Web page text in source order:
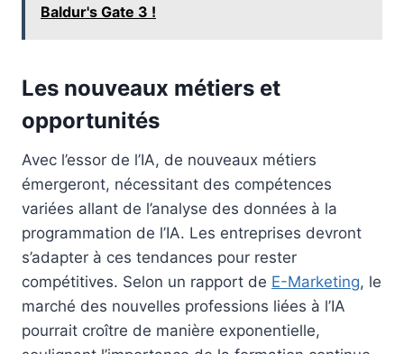
Baldur's Gate 3 !
Les nouveaux métiers et
opportunités
Avec l’essor de l’IA, de nouveaux métiers
émergeront, nécessitant des compétences
variées allant de l’analyse des données à la
programmation de l’IA. Les entreprises devront
s’adapter à ces tendances pour rester
compétitives. Selon un rapport de E-Marketing, le
marché des nouvelles professions liées à l’IA
pourrait croître de manière exponentielle,